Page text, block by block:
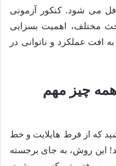
می شود. کنکور آزمونی
مختلف، اهمیت بسزایی
افت عملکرد و ناتوانی در
چیز مهم
که از فرط هایلایت و خط
این روش، به جای برجسته